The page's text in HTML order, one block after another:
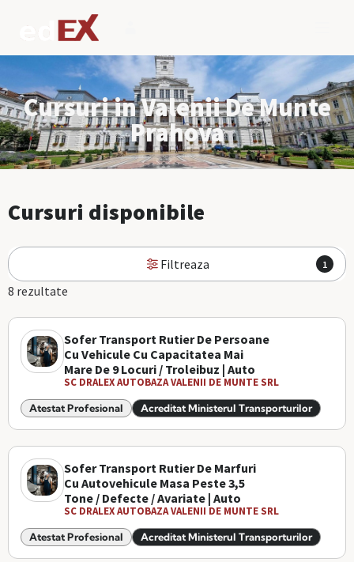
Cursuri in Valenii De Munte
Prahova
Cursuri disponibile
Filtreaza 1
8 rezultate
Sofer Transport Rutier De Persoane
Cu Vehicule Cu Capacitatea Mai
Mare De 9 Locuri / Troleibuz | Auto
SC DRALEX AUTOBAZA VALENII DE MUNTE SRL
Atestat Profesional Acreditat Ministerul Transporturilor
Sofer Transport Rutier De Marfuri
Cu Autovehicule Masa Peste 3,5
Tone / Defecte / Avariate | Auto
SC DRALEX AUTOBAZA VALENII DE MUNTE SRL
Atestat Profesional Acreditat Ministerul Transporturilor